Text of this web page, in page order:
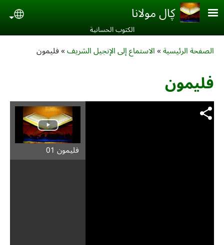
Skip to main content
ڮال مولانا
الكتوب الحسانية‎
Breadcrumb
الصفحة الرئيسية الاستماع إلى الإنجيل الشريف فليمون
فليمون
فليمون 01